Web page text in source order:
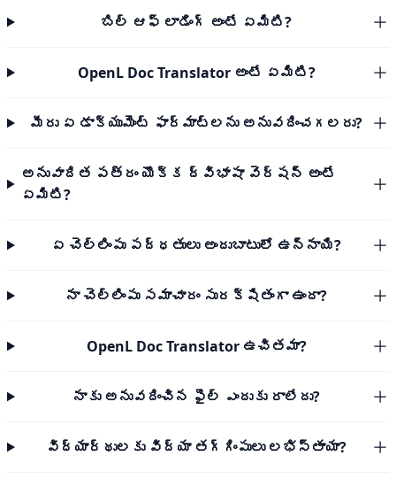
బిల్ ఆఫ్ లాడింగ్ అంటే ఏమిటి?
OpenL Doc Translator అంటే ఏమిటి?
మీరు ఏ డాక్యుమెంట్ ఫార్మాట్‌లను అనువదించగలరు?
అనువాదిత పత్రం యొక్క ద్విభాషా వెర్షన్ అంటే
ఏమిటి?
ఏ చెల్లింపు పద్ధతులు అందుబాటులో ఉన్నాయి?
నా చెల్లింపు సమాచారం సురక్షితంగా ఉందా?
OpenL Doc Translator ఉచితమా?
నాకు అనువదించిన ఫైల్ ఎందుకు రాలేదు?
విద్యార్థులకు విద్యా తగ్గింపులు లభిస్తాయా?